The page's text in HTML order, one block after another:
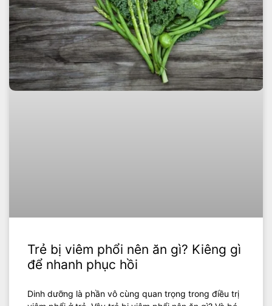
Trẻ bị viêm phổi nên ăn gì? Kiêng gì
để nhanh phục hồi
Dinh dưỡng là phần vô cùng quan trọng trong điều trị